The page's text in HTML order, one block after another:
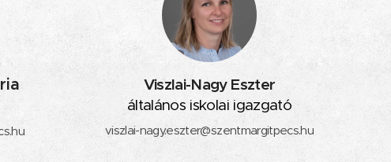
Viszlai-Nagy Eszter
általános iskolai igazgató
viszlai-nagy.eszter@szentmargitpecs.hu